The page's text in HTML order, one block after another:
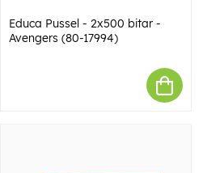
Educa Pussel - 2x500 bitar -
Avengers (80-17994)